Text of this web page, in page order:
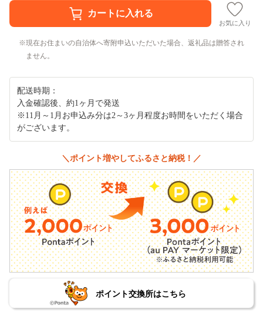
お気に入り
現在お住まいの自治体へ寄附申込いただいた場合、返礼品は贈答され
ません。
配送時期：
入金確認後、約1ヶ月で発送
※11月～1月お申込み分は2～3ヶ月程度お時間をいただく場合
がございます。
＼ポイント増やしてふるさと納税！／
ポイント交換所はこちら